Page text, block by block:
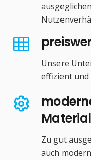
Unsere
effizient
Zu gut
auch